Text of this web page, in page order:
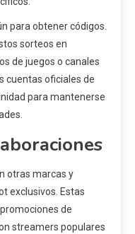
para obtener códigos.
sorteos en
de juegos o canales
cuentas oficiales de
para mantenerse
otras marcas y
exclusivos. Estas
de
streamers populares